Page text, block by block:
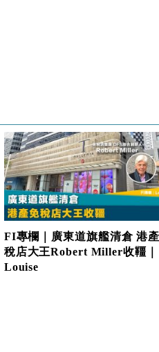
FI專欄｜廣東道旗艦清倉 港
稅店大王Robert Miller收韁｜
Louise